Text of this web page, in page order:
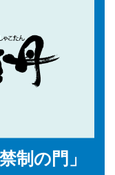
制の門」